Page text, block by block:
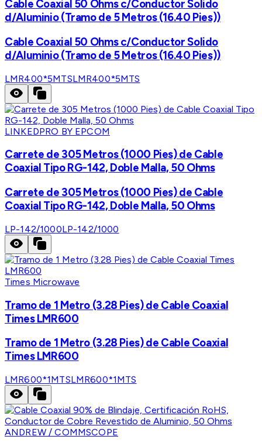
Cable Coaxial 50 Ohms c/Conductor Solido
d/Aluminio (Tramo de 5 Metros (16.40 Pies))
Cable Coaxial 50 Ohms c/Conductor Solido
d/Aluminio (Tramo de 5 Metros (16.40 Pies))
LMR400*5MTSLMR400*5MTS
LINKEDPRO BY EPCOM
Carrete de 305 Metros (1000 Pies) de Cable
Coaxial Tipo RG-142, Doble Malla, 50 Ohms
Carrete de 305 Metros (1000 Pies) de Cable
Coaxial Tipo RG-142, Doble Malla, 50 Ohms
LP-142/1000LP-142/1000
Times Microwave
Tramo de 1 Metro (3.28 Pies) de Cable Coaxial
Times LMR600
Tramo de 1 Metro (3.28 Pies) de Cable Coaxial
Times LMR600
LMR600*1MTSLMR600*1MTS
ANDREW / COMMSCOPE